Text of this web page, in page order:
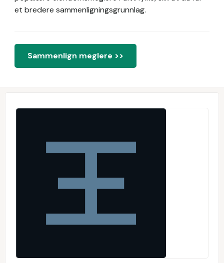
et bredere sammenligningsgrunnlag.
Sammenlign meglere >>